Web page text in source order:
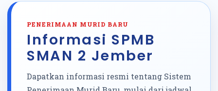
PENERIMAAN MURID BARU
Informasi SPMB
SMAN 2 Jember
Dapatkan informasi resmi tentang Sistem